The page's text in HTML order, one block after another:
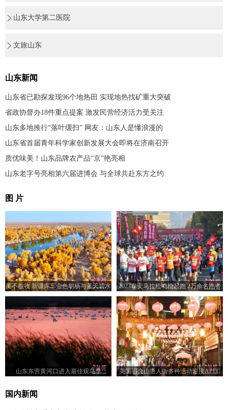
山东大学第二医院
文旅山东
山东新闻
山东省已勘探发现96个地热田 实现地热找矿重大突破
省政协督办18件重点提案 激发民营经济活力受关注
山东多地推行“落叶缓扫” 网友：山东人是懂浪漫的
山东省首届青年科学家创新发展大会即将在济南召开
质优味美！山东品牌农产品“京”艳亮相
山东老字号亮相第六届进博会 与全球共赴东方之约
图 片
美不胜收 新疆库车金色胡杨与蓝天碧水
交相辉映
2023泰安马拉松鸣枪起跑 2万余名跑者
竞逐赛道
山东东营黄河口进入最佳观鸟季
美国旧金山唐人街多种活动迎接APEC
国内新闻